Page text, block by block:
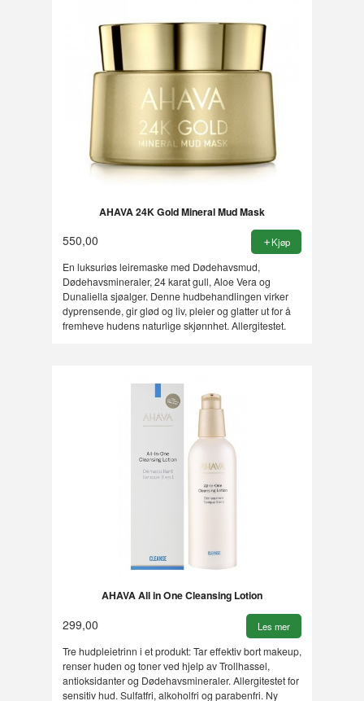
AHAVA 24K Gold Mineral Mud Mask
550,00 Kjøp
En luksuriøs leiremaske med Dødehavsmud,
Dødehavsmineraler, 24 karat gull, Aloe Vera og
Dunaliella sjøalger. Denne hudbehandlingen virker
dyprensende, gir glød og liv, pleier og glatter ut for å
fremheve hudens naturlige skjønnhet. Allergitestet.
AHAVA All in One Cleansing Lotion
299,00 Les mer
Tre hudpleietrinn i et produkt: Tar effektiv bort makeup,
renser huden og toner ved hjelp av Trollhassel,
antioksidanter og Dødehavsmineraler. Allergitestet for
sensitiv hud. Sulfatfri, alkoholfri og parabenfri. Ny